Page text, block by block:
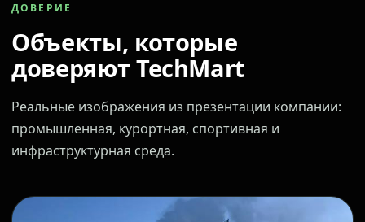
ДОВЕРИЕ
Объекты, которые
доверяют TechMart
Реальные изображения из презентации компании:
промышленная, курортная, спортивная и
инфраструктурная среда.